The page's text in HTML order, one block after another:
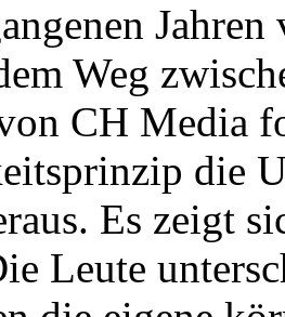
Weg
CH Media
die
Es zeigt
Leute